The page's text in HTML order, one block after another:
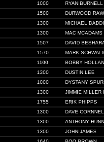
1000
RYAN BURNELL
1500
DURWOOD
1300
MICHAEL
1300
MAC MCADAMS
1507
DAVID
1570
MARK
1100
BOBBY
1300
DUSTIN LEE
1000
DYSTANY
1300
JIMMIE MILLER
1755
ERIK PHIPPS
1300
DAVE
1300
ANTHONY
1300
JOHN JAMES